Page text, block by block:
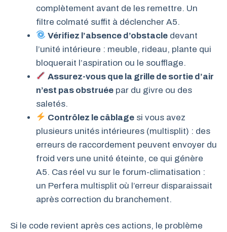
complètement avant de les remettre. Un
filtre colmaté suffit à déclencher A5.
Vérifiez l’absence d’obstacle devant
l’unité intérieure : meuble, rideau, plante qui
bloquerait l’aspiration ou le soufflage.
Assurez-vous que la grille de sortie d’air
n’est pas obstruée par du givre ou des
saletés.
Contrôlez le câblage si vous avez
plusieurs unités intérieures (multisplit) : des
erreurs de raccordement peuvent envoyer du
froid vers une unité éteinte, ce qui génère
A5. Cas réel vu sur le forum-climatisation :
un Perfera multisplit où l’erreur disparaissait
après correction du branchement.
Si le code revient après ces actions, le problème